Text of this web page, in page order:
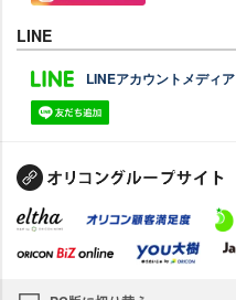
LINE
LINEアカウントメディア